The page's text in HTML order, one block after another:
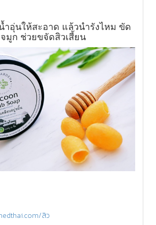
ำอุ่นให้สะอาด แล้วนำรังไหม ขัด
จมูก ช่วยขจัดสิวเสี้ยน
สิว